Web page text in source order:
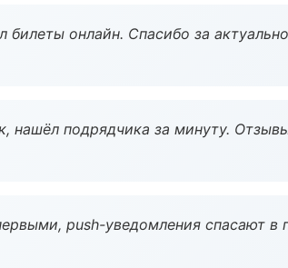
билеты онлайн. Спасибо за
нашёл подрядчика за минуту.
push-уведомления спасают в